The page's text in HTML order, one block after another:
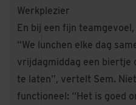
Werkplezier
En bij een fijn
“We lunchen elke dag
vrijdagmiddag een biertje
te laten”, vertelt Sem.
functioneel: “Het is goed